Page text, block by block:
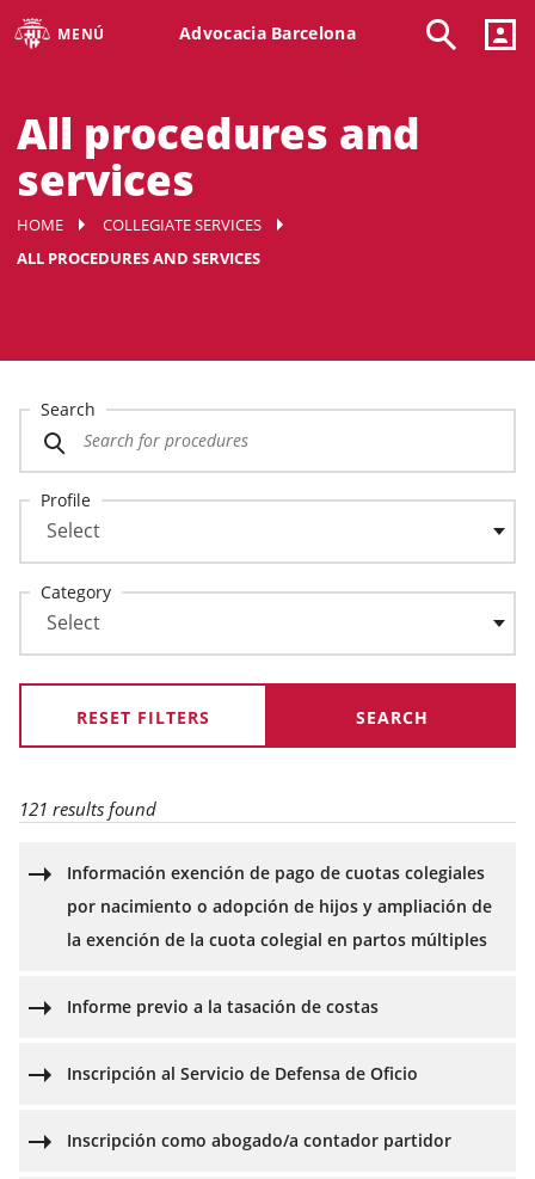
MENÚ Advocacia Barcelona
All procedures and
services
HOME
COLLEGIATE SERVICES
ALL PROCEDURES AND SERVICES
Search
Profile
Category
RESET FILTERS
121 results found
Información exención de pago de cuotas colegiales
por nacimiento o adopción de hijos y ampliación de
la exención de la cuota colegial en partos múltiples
Informe previo a la tasación de costas
Inscripción al Servicio de Defensa de Oficio
Inscripción como abogado/a contador partidor